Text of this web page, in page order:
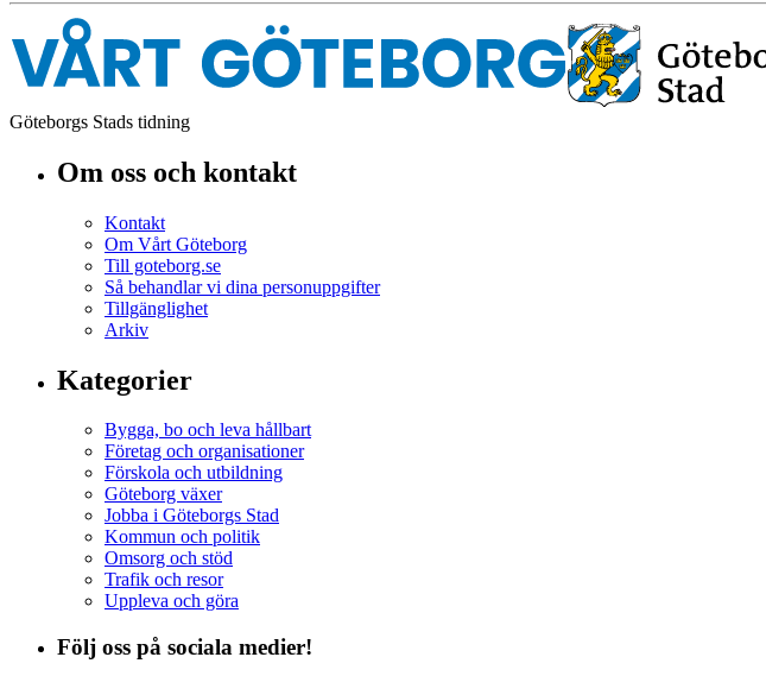
Göteborgs Stads tidning
Om oss och kontakt
Kontakt
Om Vårt Göteborg
Till goteborg.se
Så behandlar vi dina personuppgifter
Tillgänglighet
Arkiv
Kategorier
Bygga, bo och leva hållbart
Företag och organisationer
Förskola och utbildning
Göteborg växer
Jobba i Göteborgs Stad
Kommun och politik
Omsorg och stöd
Trafik och resor
Uppleva och göra
Följ oss på sociala medier!